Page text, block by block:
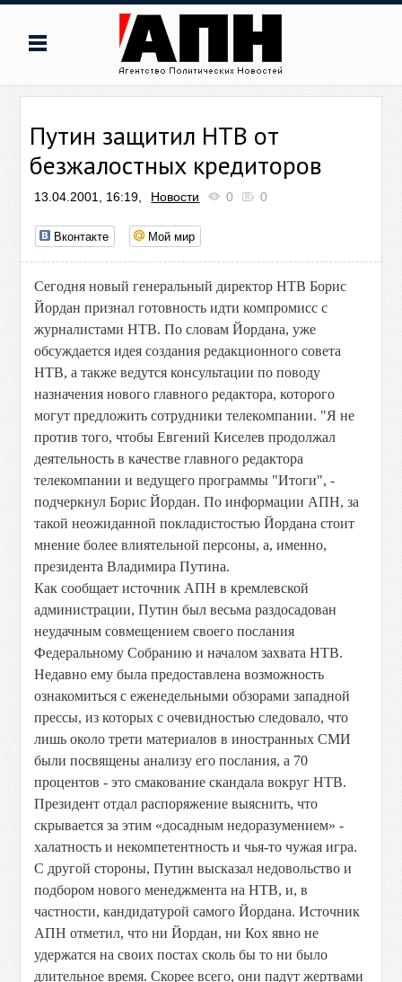
Путин защитил НТВ от
безжалостных кредиторов
13.04.2001, 16:19, Новости 0 0
Вконтакте Мой мир
Сегодня новый генеральный директор НТВ Борис
Йордан признал готовность идти компромисс с
журналистами НТВ. По словам Йордана, уже
обсуждается идея создания редакционного совета
НТВ, а также ведутся консультации по поводу
назначения нового главного редактора, которого
могут предложить сотрудники телекомпании. "Я не
против того, чтобы Евгений Киселев продолжал
деятельность в качестве главного редактора
телекомпании и ведущего программы "Итоги", -
подчеркнул Борис Йордан. По информации АПН, за
такой неожиданной покладистостью Йордана стоит
мнение более влиятельной персоны, а, именно,
президента Владимира Путина.
Как сообщает источник АПН в кремлевской
администрации, Путин был весьма раздосадован
неудачным совмещением своего послания
Федеральному Собранию и началом захвата НТВ.
Недавно ему была предоставлена возможность
ознакомиться с еженедельными обзорами западной
прессы, из которых с очевидностью следовало, что
лишь около трети материалов в иностранных СМИ
были посвящены анализу его послания, а 70
процентов - это смакование скандала вокруг НТВ.
Президент отдал распоряжение выяснить, что
скрывается за этим «досадным недоразумением» -
халатность и некомпетентность и чья-то чужая игра.
С другой стороны, Путин высказал недовольство и
подбором нового менеджмента на НТВ, и, в
частности, кандидатурой самого Йордана. Источник
АПН отметил, что ни Йордан, ни Кох явно не
удержатся на своих постах сколь бы то ни было
длительное время. Скорее всего, они падут жертвами